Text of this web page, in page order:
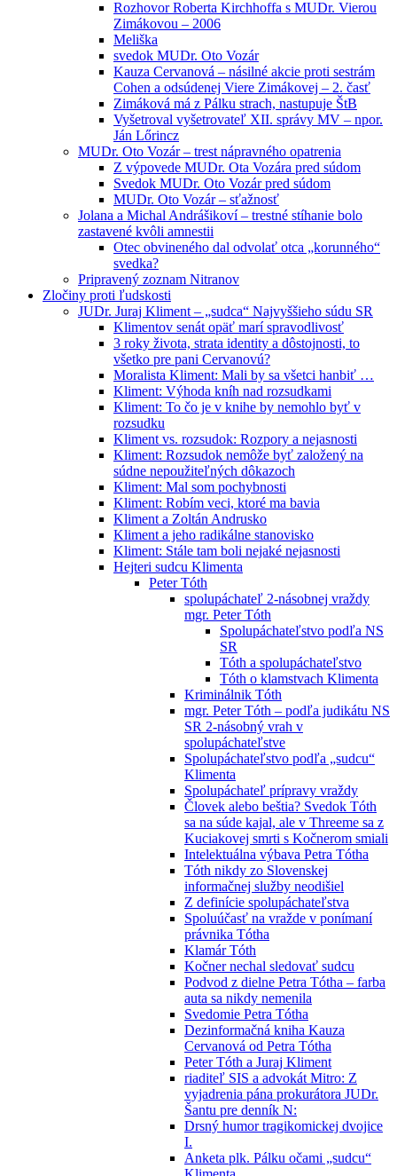
Rozhovor Roberta Kirchhoffa s MUDr. Vierou
Zimákovou – 2006
Meliška
svedok MUDr. Oto Vozár
Kauza Cervanová – násilné akcie proti sestrám
Cohen a odsúdenej Viere Zimákovej – 2. časť
Zimáková má z Pálku strach, nastupuje ŠtB
Vyšetroval vyšetrovateľ XII. správy MV – npor.
Ján Lőrincz
MUDr. Oto Vozár – trest nápravného opatrenia
Z výpovede MUDr. Ota Vozára pred súdom
Svedok MUDr. Oto Vozár pred súdom
MUDr. Oto Vozár – sťažnosť
Jolana a Michal Andrášikoví – trestné stíhanie bolo
zastavené kvôli amnestii
Otec obvineného dal odvolať otca „korunného“
svedka?
Pripravený zoznam Nitranov
Zločiny proti ľudskosti
JUDr. Juraj Kliment – „sudca“ Najvyššieho súdu SR
Klimentov senát opäť marí spravodlivosť
3 roky života, strata identity a dôstojnosti, to
všetko pre pani Cervanovú?
Moralista Kliment: Mali by sa všetci hanbiť …
Kliment: Výhoda kníh nad rozsudkami
Kliment: To čo je v knihe by nemohlo byť v
rozsudku
Kliment vs. rozsudok: Rozpory a nejasnosti
Kliment: Rozsudok nemôže byť založený na
súdne nepoužiteľných dôkazoch
Kliment: Mal som pochybnosti
Kliment: Robím veci, ktoré ma bavia
Kliment a Zoltán Andrusko
Kliment a jeho radikálne stanovisko
Kliment: Stále tam boli nejaké nejasnosti
Hejteri sudcu Klimenta
Peter Tóth
spolupáchateľ 2-násobnej vraždy
mgr. Peter Tóth
Spolupáchateľstvo podľa NS
SR
Tóth a spolupáchateľstvo
Tóth o klamstvach Klimenta
Kriminálnik Tóth
mgr. Peter Tóth – podľa judikátu NS
SR 2-násobný vrah v
spolupáchateľstve
Spolupáchateľstvo podľa „sudcu“
Klimenta
Spolupáchateľ prípravy vraždy
Človek alebo beštia? Svedok Tóth
sa na súde kajal, ale v Threeme sa z
Kuciakovej smrti s Kočnerom smiali
Intelektuálna výbava Petra Tótha
Tóth nikdy zo Slovenskej
informačnej služby neodišiel
Z definície spolupáchateľstva
Spoluúčasť na vražde v ponímaní
právnika Tótha
Klamár Tóth
Kočner nechal sledovať sudcu
Podvod z dielne Petra Tótha – farba
auta sa nikdy nemenila
Svedomie Petra Tótha
Dezinformačná kniha Kauza
Cervanová od Petra Tótha
Peter Tóth a Juraj Kliment
riaditeľ SIS a advokát Mitro: Z
vyjadrenia pána prokurátora JUDr.
Šantu pre denník N:
Drsný humor tragikomickej dvojice
I.
Anketa plk. Pálku očami „sudcu“